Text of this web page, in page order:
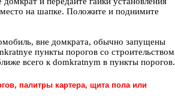
на шапке. Положите и поднимите
вне домкрата, обычно запущены
пункты порогов со строительством
всего к domkratnym в пункты порогов.
палитры картера, щита пола или